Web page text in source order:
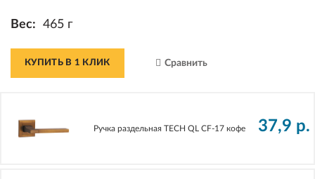
Вес: 465 г
КУПИТЬ В 1 КЛИК Сравнить
Ручка раздельная TECH QL CF-17 кофе 37,9 р.